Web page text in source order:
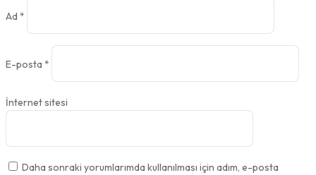
Ad *
E-posta *
İnternet sitesi
Daha sonraki yorumlarımda kullanılması için adım, e-posta